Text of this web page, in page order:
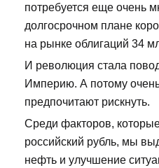
потребуется еще очень
долгосрочном плане
на рынке облигаций 34
И революция стала
Империю. А потому
предпочитают рискнуть.
Среди факторов,
российский рубль, мы
нефть и улучшение